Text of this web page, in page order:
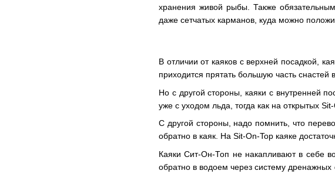
хранения живой рыбы. Также
даже сетчатых карманов, куда можно
В отличии от каяков с верхней посадкой,
приходится прятать большую часть
Но с другой стороны, каяки с внутренней
уже с уходом льда, тогда как на открытых
С другой стороны, надо помнить, что
обратно в каяк. На Sit-On-Top каяке
Каяки Сит-Он-Топ не накапливают в себе
обратно в водоем через систему дренажных